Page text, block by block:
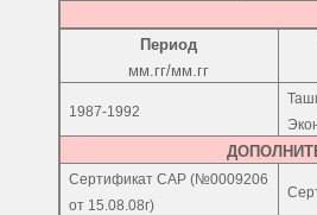
Период
мм.гг/мм.гг
1987-1992
Сертификат САР (№0009206
от 15.08.08г)